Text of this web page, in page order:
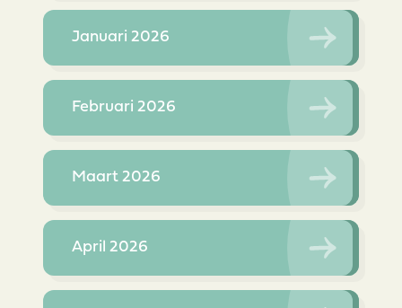
Januari 2026
Februari 2026
Maart 2026
April 2026